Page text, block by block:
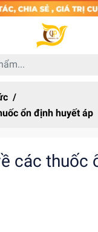
/
ổn định huyết áp
các thuốc